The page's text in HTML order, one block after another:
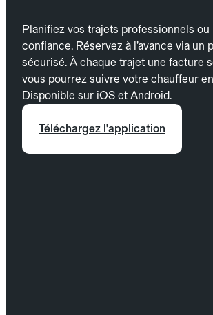
Planifiez vos trajets professionnels
confiance. Réservez à l’avance via un
sécurisé. À chaque trajet une facture
vous pourrez suivre votre chauffeur
Disponible sur iOS et Android.
Téléchargez l'application